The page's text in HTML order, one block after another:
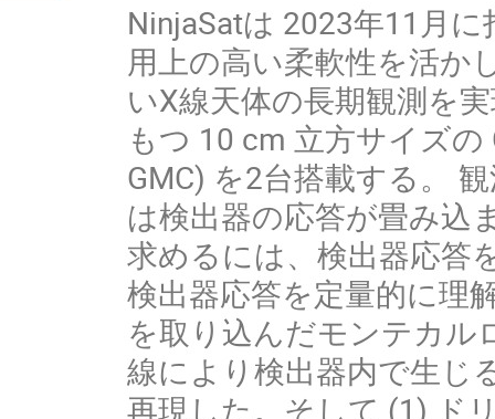
NinjaSatは 2023年11月
用上の高い柔軟性を活か
いX線天体の長期観測を
もつ 10 cm 立方サイズの
GMC) を2台搭載する。
は検出器の応答が畳み込
求めるには、検出器応答
検出器応答を定量的に理
を取り込んだモンテカル
線により検出器内で生じ
再現した。そして (1) ド